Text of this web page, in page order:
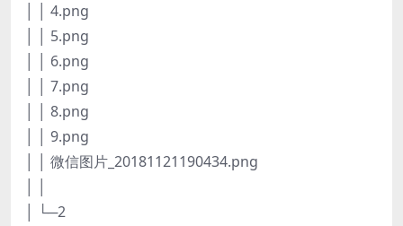
│ │ 4.png
│ │ 5.png
│ │ 6.png
│ │ 7.png
│ │ 8.png
│ │ 9.png
│ │ 微信图片_20181121190434.png
│ └─2